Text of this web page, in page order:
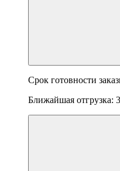
Срок готовности
Ближайшая отгрузка: